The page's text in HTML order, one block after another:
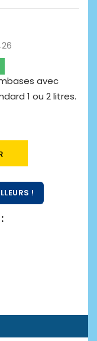
avec
1 ou 2 litres.
!